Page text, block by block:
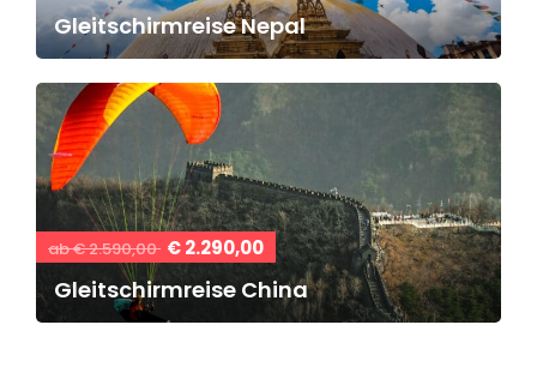
Gleitschirmreise Nepal
ab € 2.590,00 € 2.290,00
Gleitschirmreise China